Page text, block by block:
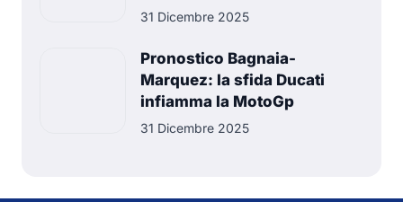
31 Dicembre 2025
Pronostico Bagnaia-
Marquez: la sfida Ducati
infiamma la MotoGp
31 Dicembre 2025